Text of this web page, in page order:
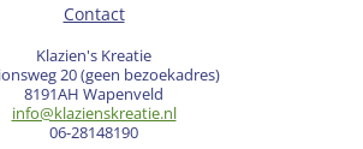
Contact
Klazien's Kreatie
20 (geen bezoekadres)
8191AH Wapenveld
info@klazienskreatie.nl
06-28148190